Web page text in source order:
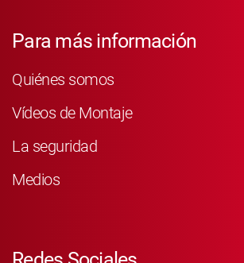
Para más información
Quiénes somos
Vídeos de Montaje
La seguridad
Medios